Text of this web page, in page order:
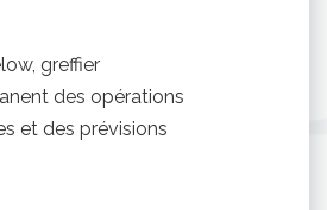
greffier
des opérations
et des prévisions